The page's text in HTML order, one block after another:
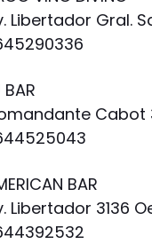
Libertador Gral.
BAR
Cabot
BAR
Libertador 3136